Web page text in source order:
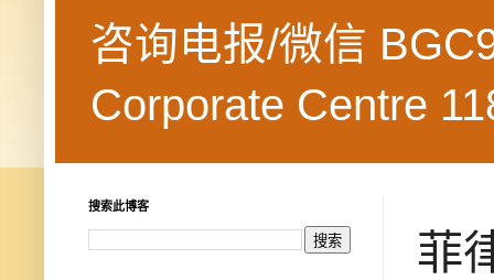
咨询电报/微信
Corporate Centre
菲
搜索此博客